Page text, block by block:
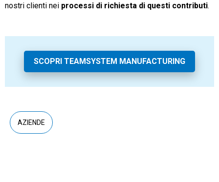
nostri clienti nei processi di richiesta di questi contributi.
SCOPRI TEAMSYSTEM MANUFACTURING
AZIENDE